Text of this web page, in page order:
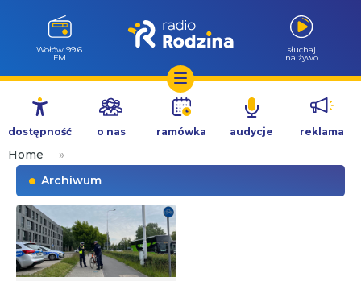
Przejdź
treści
Wołów 99.6
FM
słuchaj
na żywo
dostępność o nas ramówka audycje reklama
Home
»
Archiwum